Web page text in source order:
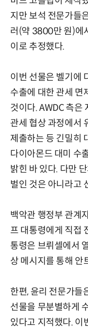
지만 보석 전문가들
러(약 3800만 원)에
이로 추정했다.
이번 선물은 벨기에
수출에 대한 관세 면
것이다. AWDC 측은
관세 협상 과정에서
제출하는 등 긴밀히
다이아몬드 대미 수
밝힌 바 있다. 다만
벌인 것은 아니라고
백악관 행정부 관계
프 대통령에게 직접
통령은 브뤼셀에서
상 메시지를 통해 안
한편, 윤리 전문가들
선물을 무분별하게
있다고 지적했다.